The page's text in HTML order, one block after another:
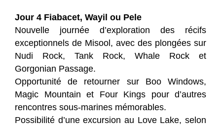
Jour 4 Fiabacet, Wayil ou Pele
Nouvelle journée d’exploration des récifs
exceptionnels de Misool, avec des plongées sur
Nudi Rock, Tank Rock, Whale Rock et
Gorgonian Passage.
Opportunité de retourner sur Boo Windows,
Magic Mountain et Four Kings pour d’autres
rencontres sous-marines mémorables.
Possibilité d’une excursion au Love Lake, selon